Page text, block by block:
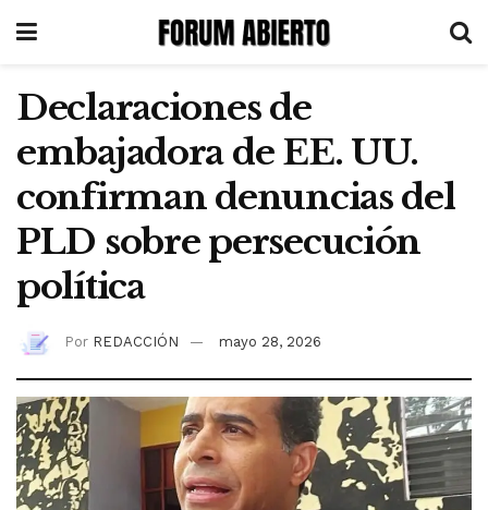
Declaraciones de
embajadora de EE. UU.
confirman denuncias del
PLD sobre persecución
política
Por REDACCIÓN mayo 28, 2026